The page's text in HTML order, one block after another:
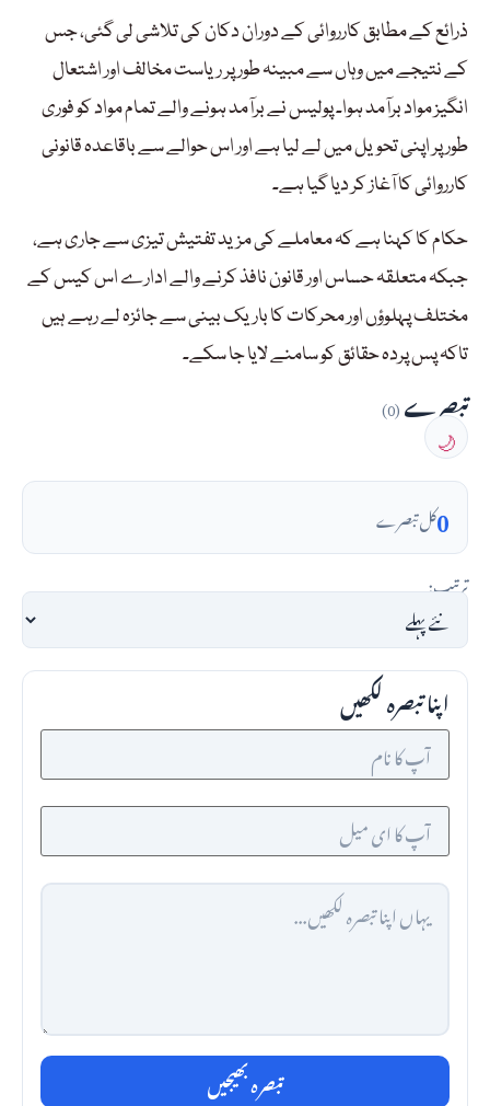
ذرائع کے مطابق کارروائی کے دوران دکان کی تلاشی لی گئی، جس
کے نتیجے میں وہاں سے مبینہ طور پر ریاست مخالف اور اشتعال
انگیز مواد برآمد ہوا۔ پولیس نے برآمد ہونے والے تمام مواد کو فوری
طور پر اپنی تحویل میں لے لیا ہے اور اس حوالے سے باقاعدہ قانونی
کارروائی کا آغاز کر دیا گیا ہے۔
حکام کا کہنا ہے کہ معاملے کی مزید تفتیش تیزی سے جاری ہے،
جبکہ متعلقہ حساس اور قانون نافذ کرنے والے ادارے اس کیس کے
مختلف پہلوؤں اور محرکات کا باریک بینی سے جائزہ لے رہے ہیں
تاکہ پس پردہ حقائق کو سامنے لایا جا سکے۔
تبصرے(0)
🌙
0کل تبصرے
ترتیب:
اپنا تبصرہ لکھیں
تبصرہ بھیجیں